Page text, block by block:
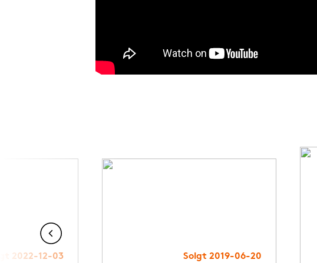
2022-12-03 Solgt 2019-06-20